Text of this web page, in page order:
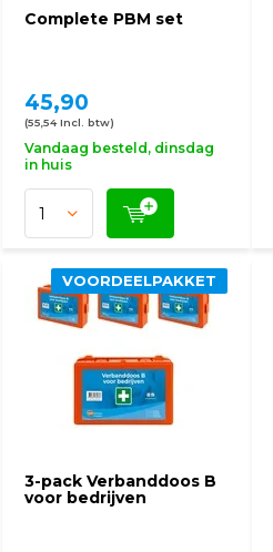
Complete PBM set
45,90
(55,54 Incl. btw)
Vandaag besteld, dinsdag
in huis
3-pack Verbanddoos B
voor bedrijven
VOORDEELPAKKET